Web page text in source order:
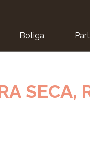
Botiga
SECA,